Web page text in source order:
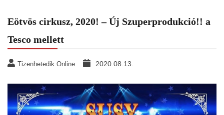
Eötvös cirkusz, 2020! – Új Szuperprodukció!! a
Tesco mellett
Tizenhetedik Online 2020.08.13.